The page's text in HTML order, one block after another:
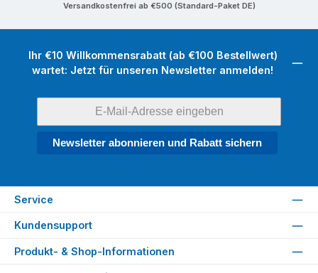
Versandkostenfrei ab €500 (Standard-Paket DE)
Ihr €10 Willkommensrabatt (ab €100 Bestellwert)
wartet: Jetzt für unseren Newsletter anmelden!
Newsletter abonnieren und Rabatt sichern
Service
Kundensupport
Produkt- & Shop-Informationen